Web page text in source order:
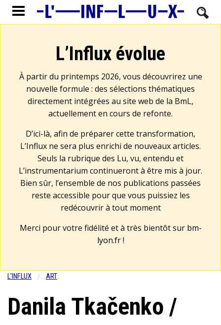
L’Influx évolue
À partir du printemps 2026, vous découvrirez une
nouvelle formule : des sélections thématiques
directement intégrées au site web de la BmL,
actuellement en cours de refonte.
D’ici-là, afin de préparer cette transformation,
L’Influx ne sera plus enrichi de nouveaux articles.
Seuls la rubrique des Lu, vu, entendu et
L’instrumentarium continueront à être mis à jour.
Bien sûr, l’ensemble de nos publications passées
reste accessible pour que vous puissiez les
redécouvrir à tout moment
Merci pour votre fidélité et à très bientôt sur bm-
lyon.fr!
L'INFLUX ART
Danila Tkačenko /